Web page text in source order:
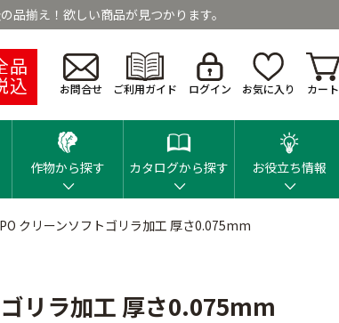
揃え！欲しい商品が見つかります。
品
込 お問合せ ご利用ガイド ログイン お気に入り カート
作物から探す カタログから探す お役立ち情報
PO クリーンソフトゴリラ加工 厚さ0.075mm
リラ加工 厚さ0.075mm